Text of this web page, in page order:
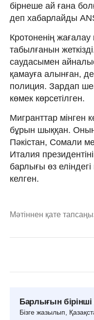
бірнеше ай ғана
деп хабарлайды
Кротоненің жағалау
табылғанын
саудасымен
қамауға алынған,
полиция. Зардап
көмек көрсетілген.
Мигранттар мінген
бұрын шыққан. Оның
Пәкістан, Сомали
Италия
барлығы өз
келген.
Мәтіннен қате
Барлығын
Бізге жазылып,